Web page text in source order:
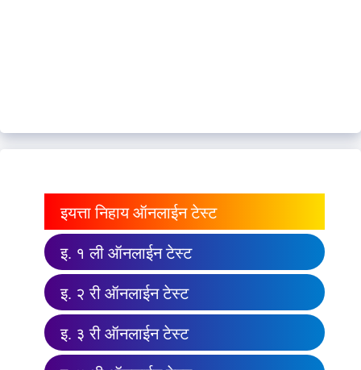
इयत्ता निहाय ऑनलाईन टेस्ट
इ. १ ली ऑनलाईन टेस्ट
इ. २ री ऑनलाईन टेस्ट
इ. ३ री ऑनलाईन टेस्ट